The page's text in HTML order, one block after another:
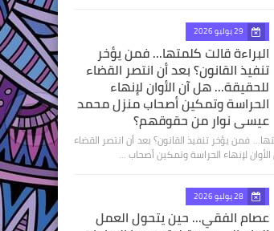
29 يوليو 2026
البراءة قالت كلمتها... فمن يؤخر
تنفيذ القانون؟ بعد أن انتصر القضاء
للحقيقة... هل آن الأوان لإنهاء
الحراسة وتمكين أصحاب منزل محمد
عيسى نوار من حقوقهم؟
فمن يؤخر تنفيذ القانون؟ بعد أن انتصر القضاء
لإنهاء الحراسة وتمكين أصحاب …
28 يوليو 2026
عصام الفقي... حين يتحول العمل